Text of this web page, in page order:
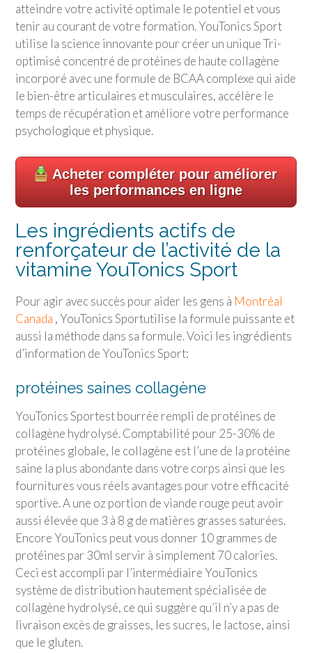
atteindre votre activité optimale le potentiel et vous
tenir au courant de votre formation.YouTonics Sport
utilise la science innovante pour créer un unique Tri-
optimisé concentré de protéines de haute collagène
incorporé avec une formule de BCAA complexe qui aide
le bien-être articulaires et musculaires, accélère le
temps de récupération et améliore votre performance
psychologique et physique.
Acheter compléter pour améliorer
les performances en ligne
Les ingrédients actifs de
renforçateur de l’activité de la
vitamine YouTonics Sport
Pour agir avec succès pour aider les gens à Montréal
Canada , YouTonics Sportutilise la formule puissante et
aussi la méthode dans sa formule. Voici les ingrédients
d’information de YouTonics Sport:
protéines saines collagène
YouTonics Sportest bourrée rempli de protéines de
collagène hydrolysé. Comptabilité pour 25-30% de
protéines globale, le collagène est l’une de la protéine
saine la plus abondante dans votre corps ainsi que les
fournitures vous réels avantages pour votre efficacité
sportive. A une oz portion de viande rouge peut avoir
aussi élevée que 3 à 8 g de matières grasses saturées.
Encore YouTonics peut vous donner 10 grammes de
protéines par 30ml servir à simplement 70 calories.
Ceci est accompli par l’intermédiaire YouTonics
système de distribution hautement spécialisée de
collagène hydrolysé, ce qui suggère qu’il n’y a pas de
livraison excès de graisses, les sucres, le lactose, ainsi
que le gluten.